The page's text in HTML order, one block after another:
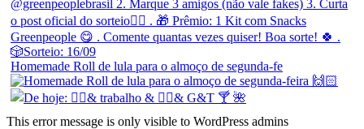
Homemade Roll de lula para o almoço de segunda-fe
This error message is only visible to WordPress admins